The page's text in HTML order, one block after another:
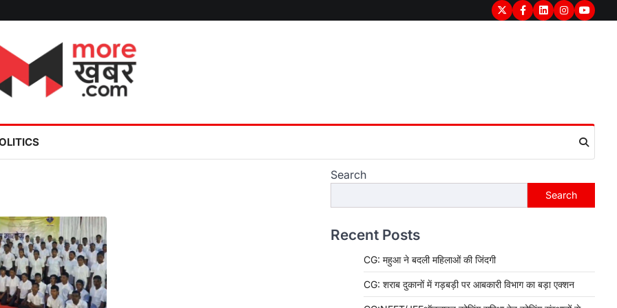
TwitterFacebook
LinkedInInstagram
Search
Search
Recent Posts
CG: महुआ ने बदली महिलाओं की जिंदगी
CG: शराब दुकानों में गड़बड़ी पर आबकारी विभाग का बड़ा एक्शन